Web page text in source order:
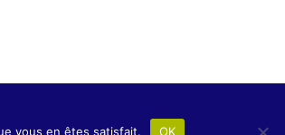
vous en êtes satisfait. OK